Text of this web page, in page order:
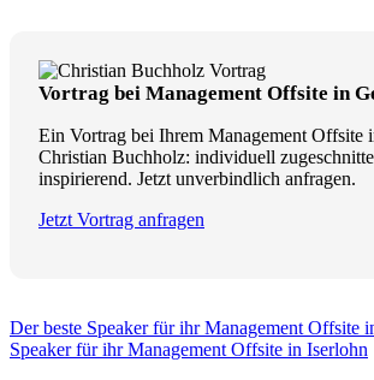
Vortrag bei Management Offsite in
Ein Vortrag bei Ihrem Management Offsite
Christian Buchholz: individuell
inspirierend. Jetzt unverbindlich anfragen.
Jetzt Vortrag anfragen
Der beste Speaker für ihr Management Offsite
Speaker für ihr Management Offsite in Iserlohn